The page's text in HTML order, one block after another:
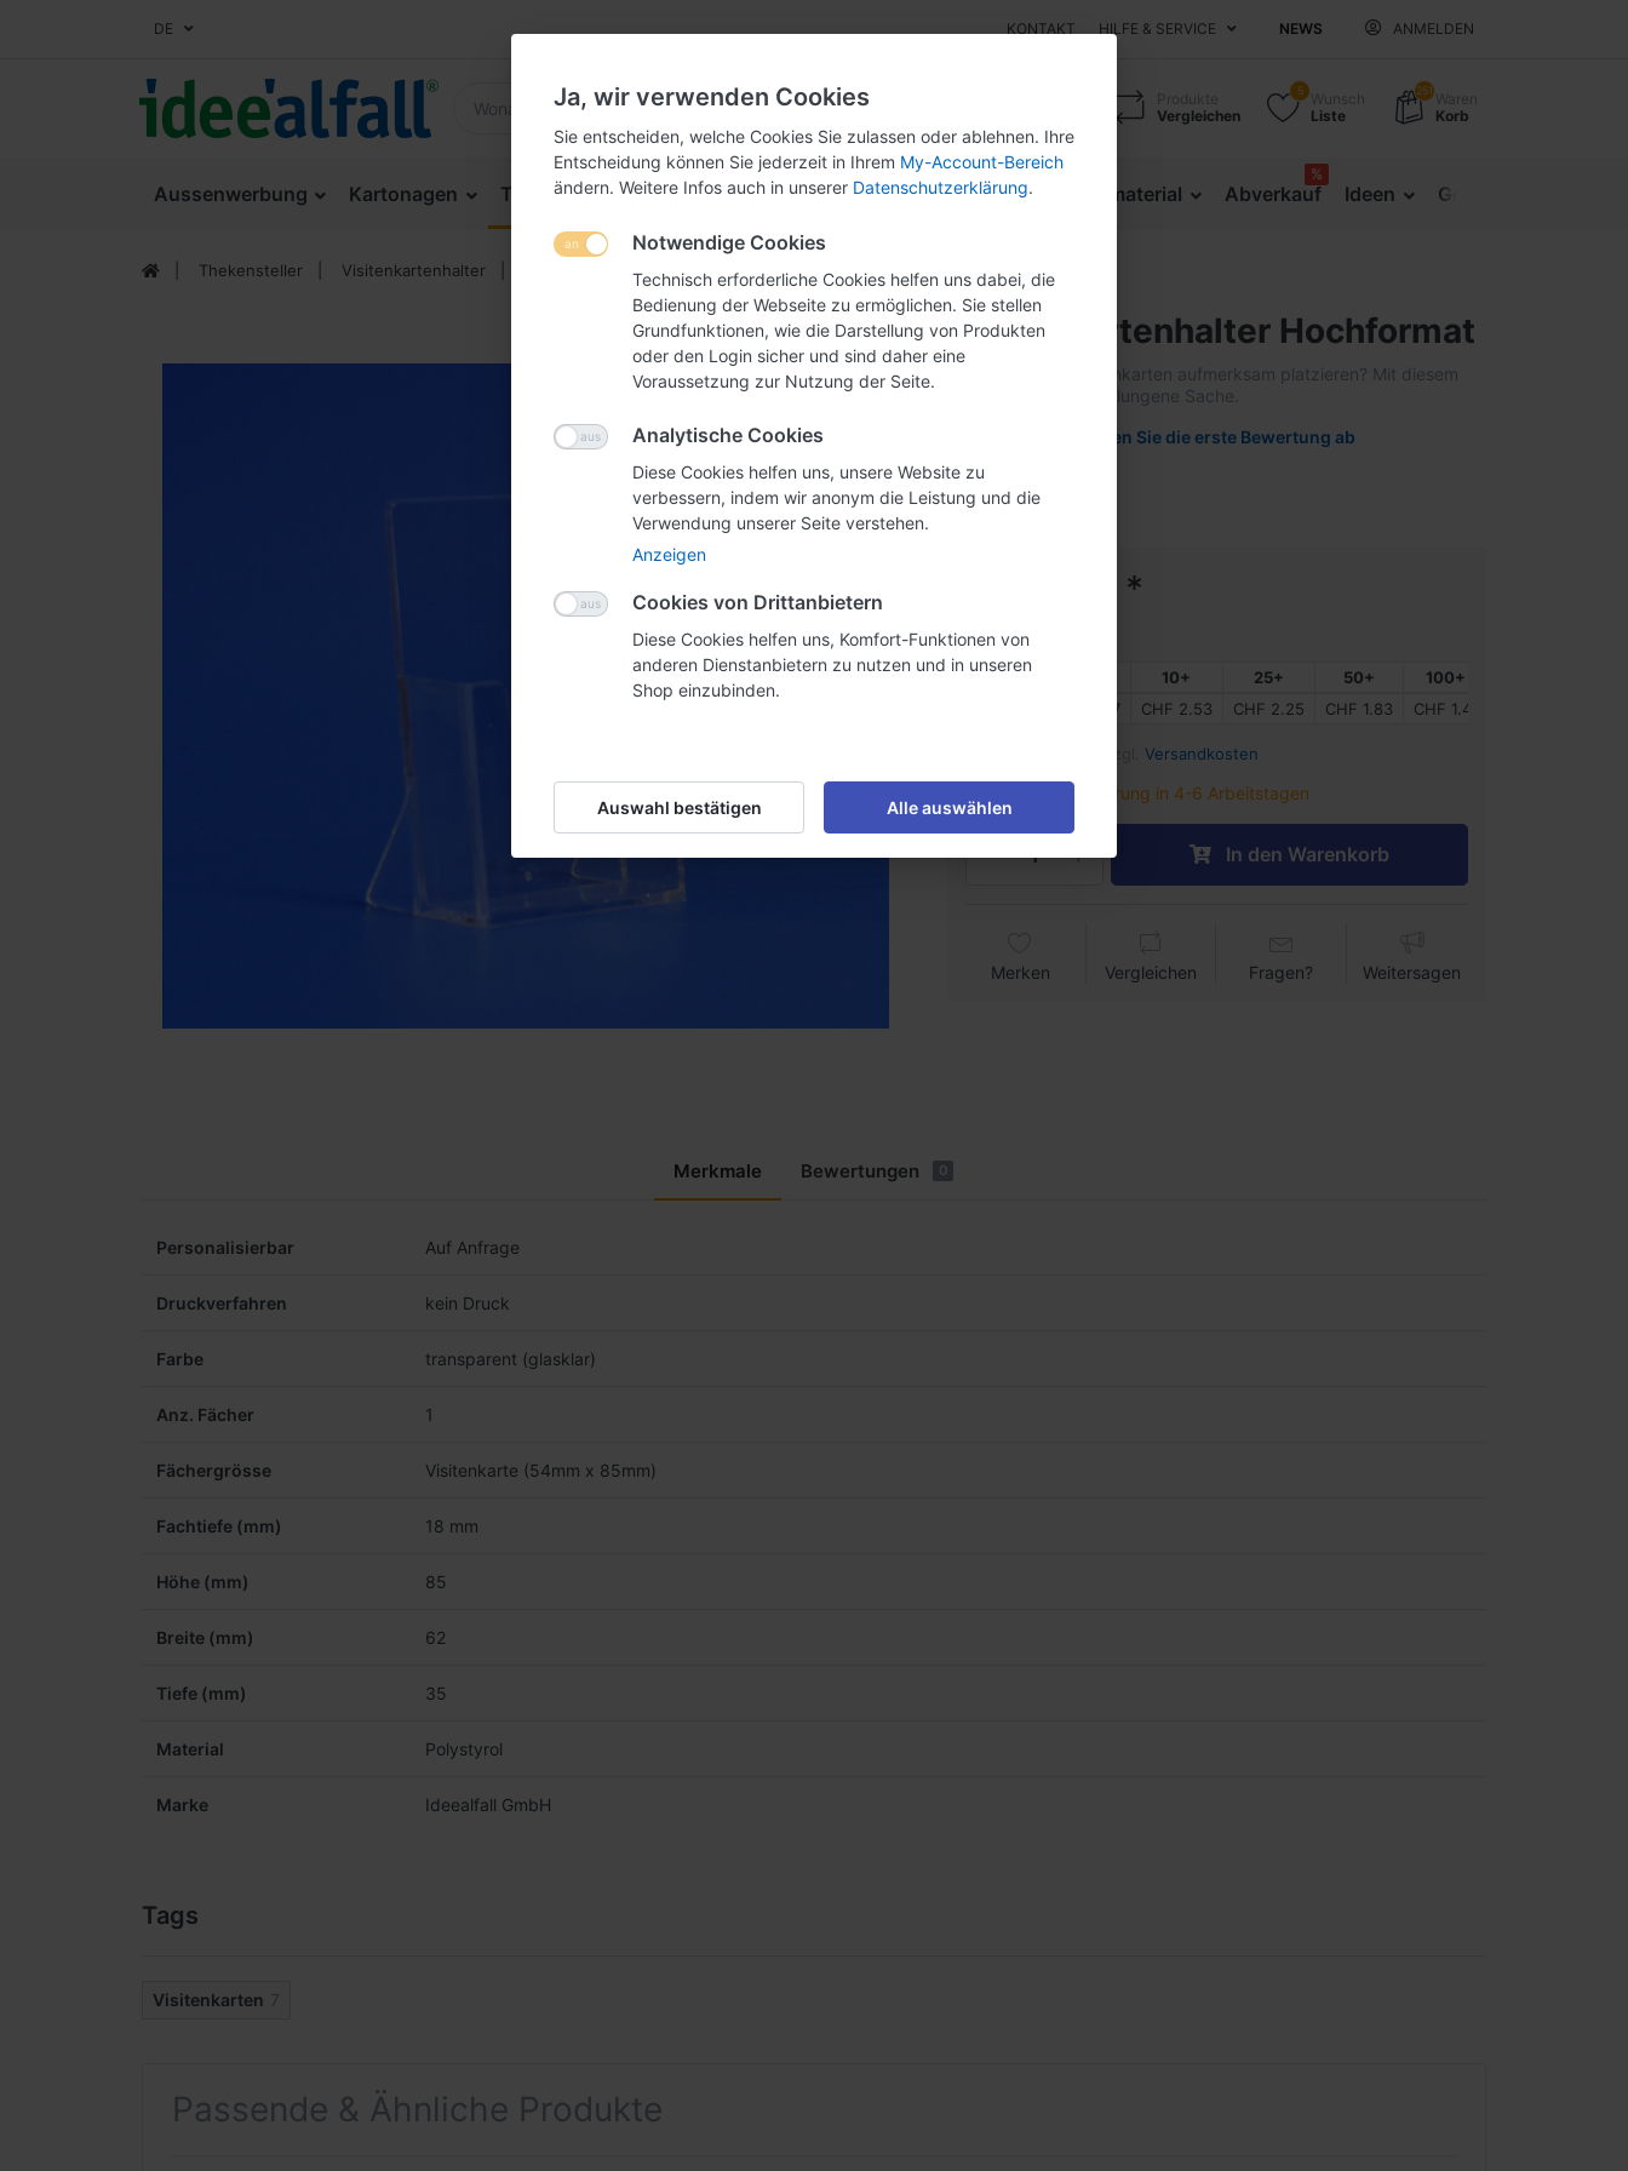
DE KONTAKT HILFE & SERVICE NEWS ANMELDEN
Produkte
Vergleichen
5
Wunsch
Liste
251
Waren
Korb
Aussenwerbung Kartonagen Thekensteller Wettbewerbsurnen POS-Display Messematerial Abverkauf
%
Ideen
Thekensteller Visitenkartenhalter Visitenkartenhalter Hochformat
Visitenkartenhalter Hochformat
Hochformatige Visitenkarten aufmerksam platzieren? Mit diesem
Thekensteller eine gelungene Sache.
Geben Sie die erste Bewertung ab
Art.-Nr.
Gewicht
CHF 2.81 *
Staffelpreise
Menge 10+ 25+ 50+
100+
CHF 2.67 CHF 2.53 CHF 2.25 CHF 1.83 CHF 1.41
Versandkosten
Lieferung in 4-6 Arbeitstagen
In den Warenkorb
Merken Vergleichen Fragen? Weitersagen
Merkmale Bewertungen 0
Personalisierbar Auf Anfrage
Druckverfahren kein Druck
Farbe transparent (glasklar)
Anz. Fächer 1
Fächergrösse Visitenkarte (54mm x 85mm)
Fachtiefe (mm) 18 mm
Höhe (mm) 85
Breite (mm) 62
Tiefe (mm) 35
Material Polystyrol
Marke Ideealfall GmbH
Tags
Visitenkarten 7
Passende & Ähnliche Produkte
Ja, wir verwenden Cookies
Sie entscheiden, welche Cookies Sie zulassen oder ablehnen. Ihre
Entscheidung können Sie jederzeit in Ihrem My-Account-Bereich
ändern. Weitere Infos auch in unserer Datenschutzerklärung.
Notwendige Cookies
Technisch erforderliche Cookies helfen uns dabei, die
Bedienung der Webseite zu ermöglichen. Sie stellen
Grundfunktionen, wie die Darstellung von Produkten
oder den Login sicher und sind daher eine
Voraussetzung zur Nutzung der Seite.
Analytische Cookies
Diese Cookies helfen uns, unsere Website zu
verbessern, indem wir anonym die Leistung und die
Verwendung unserer Seite verstehen.
Anzeigen
Cookies von Drittanbietern
Diese Cookies helfen uns, Komfort-Funktionen von
anderen Dienstanbietern zu nutzen und in unseren
Shop einzubinden.
Auswahl bestätigen Alle auswählen